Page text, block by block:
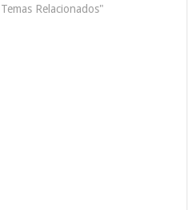
Temas Relacionados"